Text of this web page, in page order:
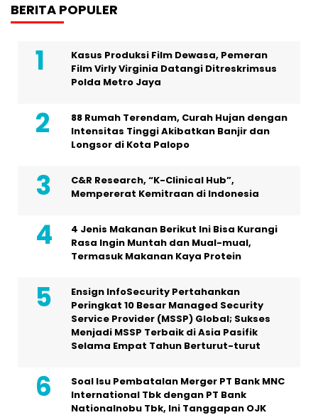
BERITA POPULER
Kasus Produksi Film Dewasa, Pemeran
Film Virly Virginia Datangi Ditreskrimsus
Polda Metro Jaya
88 Rumah Terendam, Curah Hujan dengan
Intensitas Tinggi Akibatkan Banjir dan
Longsor di Kota Palopo
C&R Research, “K-Clinical Hub”,
Mempererat Kemitraan di Indonesia
4 Jenis Makanan Berikut Ini Bisa Kurangi
Rasa Ingin Muntah dan Mual-mual,
Termasuk Makanan Kaya Protein
Ensign InfoSecurity Pertahankan
Peringkat 10 Besar Managed Security
Service Provider (MSSP) Global; Sukses
Menjadi MSSP Terbaik di Asia Pasifik
Selama Empat Tahun Berturut-turut
Soal Isu Pembatalan Merger PT Bank MNC
International Tbk dengan PT Bank
Nationalnobu Tbk, Ini Tanggapan OJK